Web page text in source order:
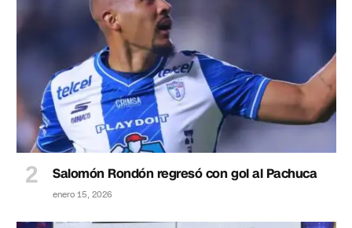
Salomón Rondón regresó con gol al Pachuca
enero 15, 2026